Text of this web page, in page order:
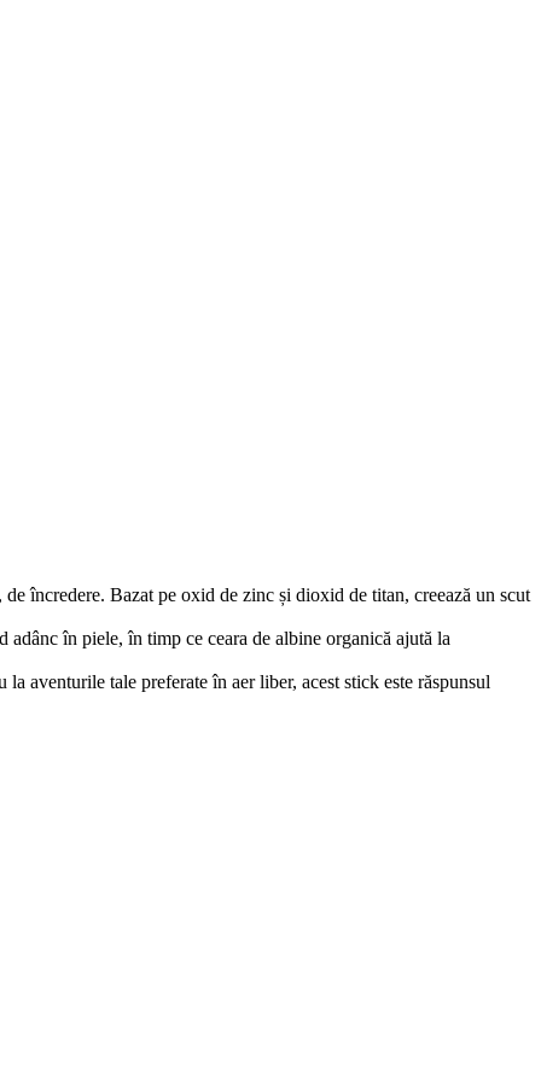
încredere. Bazat pe oxid de zinc și dioxid de titan, creează un scut
în piele, în timp ce ceara de albine organică ajută la
aventurile tale preferate în aer liber, acest stick este răspunsul